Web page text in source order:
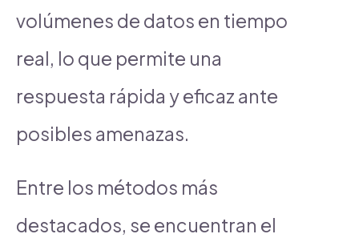
volúmenes de datos en tiempo
real, lo que permite una
respuesta rápida y eficaz ante
posibles amenazas.
Entre los métodos más
destacados, se encuentran el